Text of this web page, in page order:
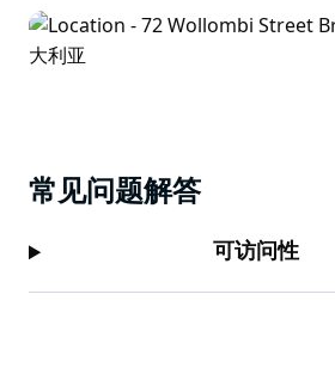
常见问题解答
可访问性